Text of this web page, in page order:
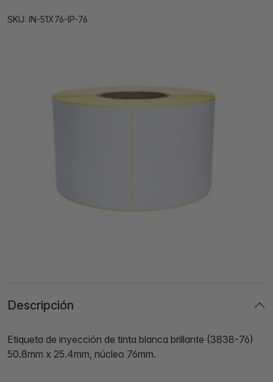
SKU: IN-51X76-IP-76
Descripción
Etiqueta de inyección de tinta blanca brillante (3838-76)
50.8mm x 25.4mm, núcleo 76mm.